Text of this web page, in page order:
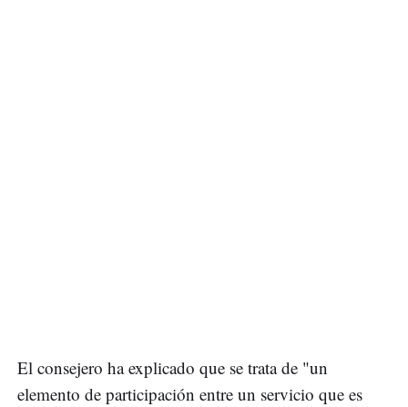
El consejero ha explicado que se trata de "un
elemento de participación entre un servicio que es